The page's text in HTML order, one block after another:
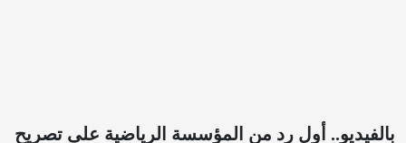
بالفيديو.. أول رد من المؤسسة الرياضية على تصريح